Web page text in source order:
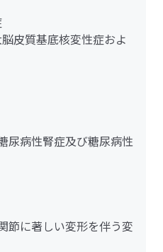
皮質基底核変性症およ
尿病性腎症及び糖尿病性
節に著しい変形を伴う変